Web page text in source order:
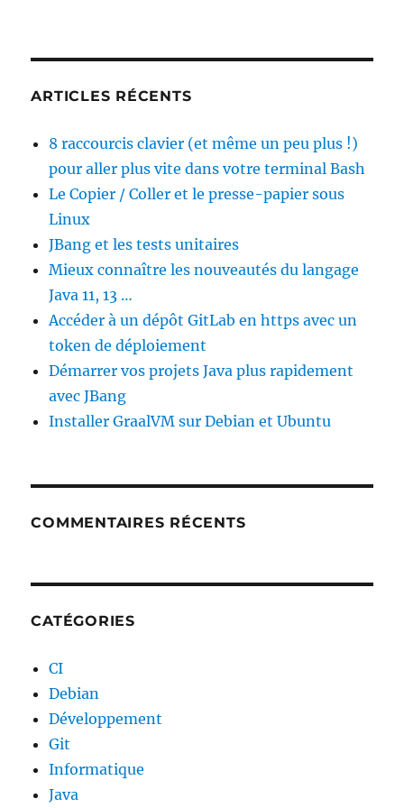
ARTICLES RÉCENTS
8 raccourcis clavier (et même un peu plus !)
pour aller plus vite dans votre terminal Bash
Le Copier / Coller et le presse-papier sous
Linux
JBang et les tests unitaires
Mieux connaître les nouveautés du langage
Java 11, 13 …
Accéder à un dépôt GitLab en https avec un
token de déploiement
Démarrer vos projets Java plus rapidement
avec JBang
Installer GraalVM sur Debian et Ubuntu
COMMENTAIRES RÉCENTS
CATÉGORIES
CI
Debian
Développement
Git
Informatique
Java